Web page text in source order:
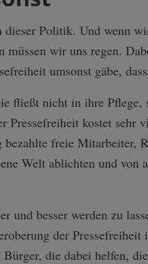
Politik. Und wenn
müssen wir uns regen.
umsonst gäbe,
fließt nicht in ihre Pflege,
kostet sehr
freie Mitarbeiter,
Welt ablichten und
besser werden zu
der
die dabei helfen,